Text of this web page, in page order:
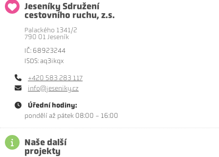
Jeseníky Sdružení
cestovního ruchu, z.s.
Palackého 1341/2
790 01 Jeseník
IČ: 68923244
ISDS: aq3ikqx
+420 583 283 117
info@jeseniky.cz
Úřední hodiny:
pondělí až pátek 08:00 - 16:00
Naše další
projekty